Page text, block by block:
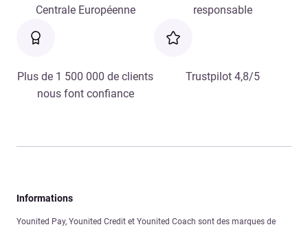
Centrale Européenne
responsable
Plus de 1 500 000 de clients
nous font confiance
Trustpilot 4,8/5
Informations
Younited Pay, Younited Credit et Younited Coach sont des marques de